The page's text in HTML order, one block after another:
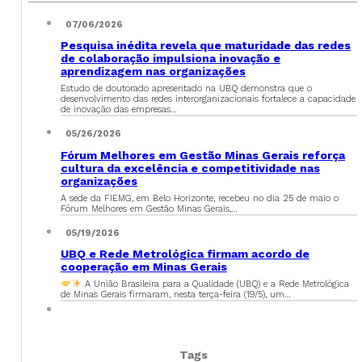
07/06/2026
Pesquisa inédita revela que maturidade das redes
de colaboração impulsiona inovação e
aprendizagem nas organizações
Estudo de doutorado apresentado na UBQ demonstra que o
desenvolvimento das redes interorganizacionais fortalece a capacidade
de inovação das empresas…
05/26/2026
Fórum Melhores em Gestão Minas Gerais reforça
cultura da excelência e competitividade nas
organizações
A sede da FIEMG, em Belo Horizonte, recebeu no dia 25 de maio o
Fórum Melhores em Gestão Minas Gerais,…
05/19/2026
UBQ e Rede Metrológica firmam acordo de
cooperação em Minas Gerais
A União Brasileira para a Qualidade (UBQ) e a Rede Metrológica
de Minas Gerais firmaram, nesta terça-feira (19/5), um…
Tags